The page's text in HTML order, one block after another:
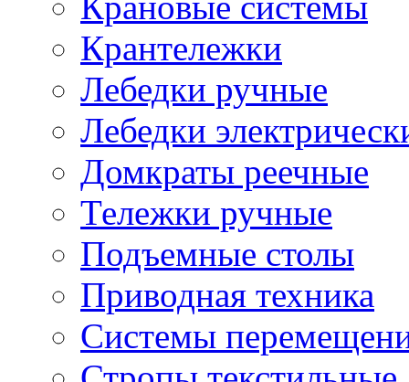
Крантележки
Лебедки ручные
Лебедки
Домкраты реечные
Тележки ручные
Подъемные столы
Приводная техника
Системы